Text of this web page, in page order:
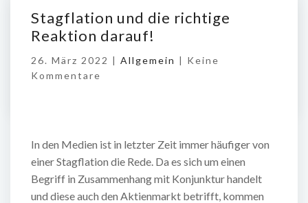
Stagflation und die richtige
Reaktion darauf!
26. März 2022 | Allgemein | Keine
Kommentare
In den Medien ist in letzter Zeit immer häufiger von
einer Stagflation die Rede. Da es sich um einen
Begriff in Zusammenhang mit Konjunktur handelt
und diese auch den Aktienmarkt betrifft, kommen